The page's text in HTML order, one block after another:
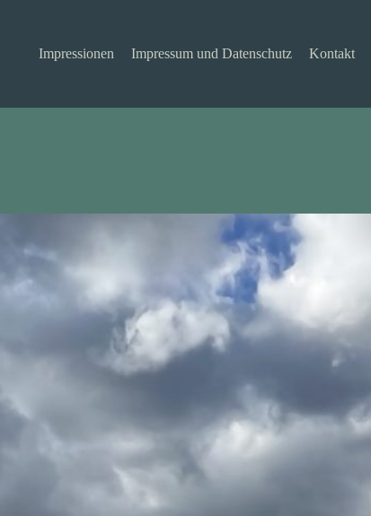
Impressionen Impressum und Datenschutz Kontakt